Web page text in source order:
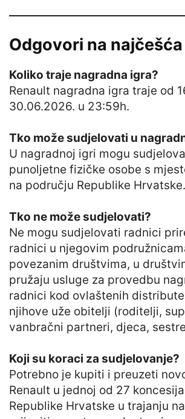
Odgovori na
Koliko traje nagradna igra?
Renault nagradna igra traje od
30.06.2026. u 23:59h.
Tko može sudjelovati u
U nagradnoj igri mogu
punoljetne fizičke osobe s
na području Republike Hrvatske.
Tko ne može sudjelovati?
Ne mogu sudjelovati radnici
radnici u njegovim
povezanim društvima, u
pružaju usluge za provedbu
radnici kod ovlaštenih
njihove uže obitelji (roditelji,
vanbračni partneri, djeca,
Koji su koraci za sudjelovanje?
Potrebno je kupiti i preuzeti
Renault u jednoj od 27
Republike Hrvatske u trajanju